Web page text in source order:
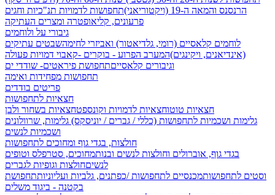
הרנסנס והמאה ה-19 (ויקטוריאני)
תחפושות לדמויות תנ"כיות וחגים
פרעונים, קליאופטרה ומצרים העתיקה
גיבורי על ולוחמים
לוחמים קלאסיים (רומי, גלדיאטור) ואביזרי לחימהשבטים עתיקים
(אינדיאנים, ויקינגים)המערב הפרוע - בוקרים -קאבוי דמויות פעולה
וגיבורים קלאסייםתחפושת פיראטים- שודדי ים
תחפושות מפחידות ואימה
פריטים בודדים
חצאיות לתחפושות
חצאיות טוטוחצאיות לדמויות וקונספטחצאיות בשחור ולבן
גלימות ושכמיות לתחפושות (כללי / גברים / יוניסקס) גלימות, שרוולונים
ושכמיות לנשים
חולצות, בגדי גוף ומחוכים לתחפושות
בגדי גוף, אוברולים וחולצות לנשים ובנותמחוכים, סטרפלס וטופים
לנשיםחולצות וגופיות לגברים
וסטים לתחפושותמכנסיים לתחפושות /כפתנים, גלביות ועליוניותתחפושת
בקטנה - ביגוד משלים